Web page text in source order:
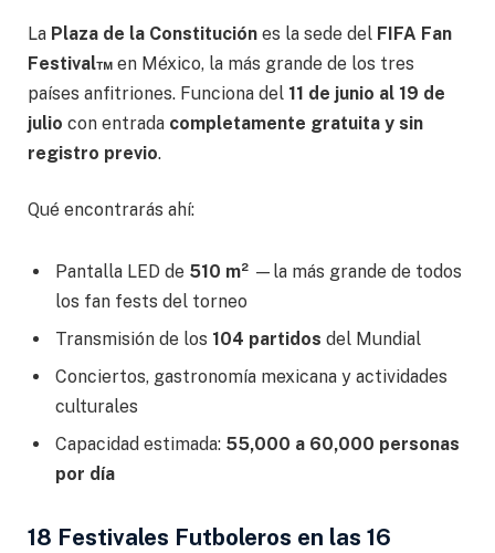
La Plaza de la Constitución es la sede del FIFA Fan
Festival™ en México, la más grande de los tres
países anfitriones. Funciona del 11 de junio al 19 de
julio con entrada completamente gratuita y sin
registro previo.
Qué encontrarás ahí:
Pantalla LED de 510 m² —la más grande de todos
los fan fests del torneo
Transmisión de los 104 partidos del Mundial
Conciertos, gastronomía mexicana y actividades
culturales
Capacidad estimada: 55,000 a 60,000 personas
por día
18 Festivales Futboleros en las 16